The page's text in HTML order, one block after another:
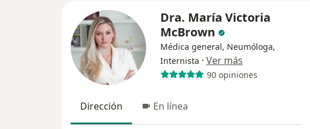
Dra. María Victoria
McBrown
Médica general, Neumóloga,
Internista · Ver más
90 opiniones
Dirección En línea